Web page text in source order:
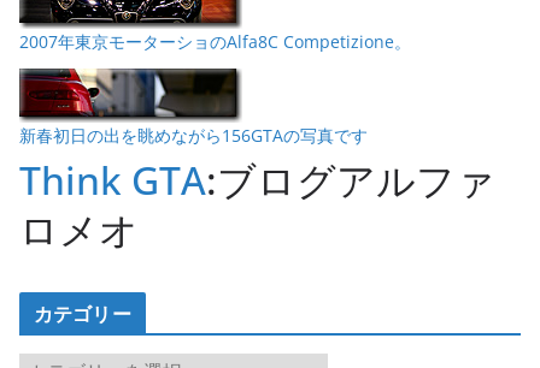
2007年東京モーターショのAlfa8C Competizione。
新春初日の出を眺めながら156GTAの写真です
Think GTA:ブログアルファ
ロメオ
カテゴリー